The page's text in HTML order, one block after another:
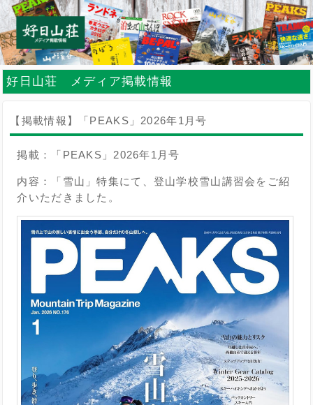
好日山荘 メディア掲載情報
【掲載情報】「PEAKS」2026年1月号
掲載：「PEAKS」2026年1月号
内容：「雪山」特集にて、登山学校雪山講習会をご紹
介いただきました。